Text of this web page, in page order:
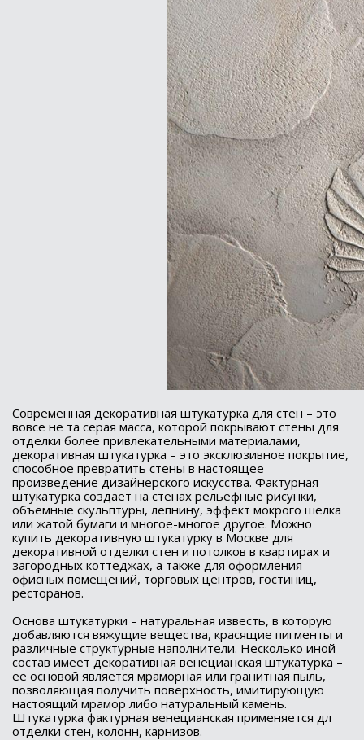
Современная декоративная штукатурка для стен – это
вовсе не та серая масса, которой покрывают стены для
отделки более привлекательными материалами,
декоративная штукатурка – это эксклюзивное покрытие,
способное превратить стены в настоящее
произведение дизайнерского искусства. Фактурная
штукатурка создает на стенах рельефные рисунки,
объемные скульптуры, лепнину, эффект мокрого шелка
или жатой бумаги и многое-многое другое. Можно
купить декоративную штукатурку в Москве для
декоративной отделки стен и потолков в квартирах и
загородных коттеджах, а также для оформления
офисных помещений, торговых центров, гостиниц,
ресторанов.
Основа штукатурки – натуральная известь, в которую
добавляются вяжущие вещества, красящие пигменты и
различные структурные наполнители. Несколько иной
состав имеет декоративная венецианская штукатурка –
ее основой является мраморная или гранитная пыль,
позволяющая получить поверхность, имитирующую
настоящий мрамор либо натуральный камень.
Штукатурка фактурная венецианская применяется дл
отделки стен, колонн, карнизов.